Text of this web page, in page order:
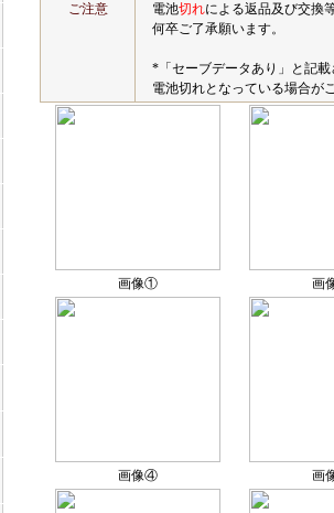
ご注意
電池切れによる返品及び交換
何卒ご了承願います。
*「セーブデータあり」と記載
電池切れとなっている場合がご
画像① 画
画像④ 画